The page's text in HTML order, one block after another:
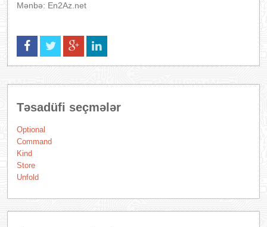
Mənbə: En2Az.net
Təsadüfi seçmələr
Optional
Command
Kind
Store
Unfold